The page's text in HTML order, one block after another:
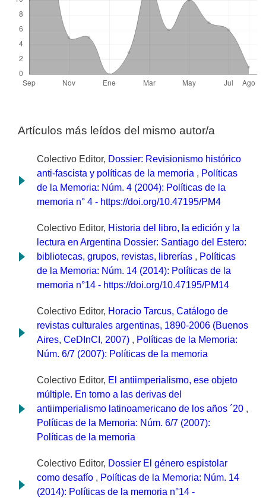
Artículos más leídos del mismo autor/a
Colectivo Editor, Dossier: Revisionismo histórico
anti-fascista y políticas de la memoria , Políticas
de la Memoria: Núm. 4 (2004): Políticas de la
memoria n° 4 - https://doi.org/10.47195/PM4
Colectivo Editor, Historia del libro, la edición y la
lectura en Argentina Dossier: Santiago del Estero:
bibliotecas, grupos, revistas, librerías , Políticas
de la Memoria: Núm. 14 (2014): Políticas de la
memoria n°14 - https://doi.org/10.47195/PM14
Colectivo Editor, Horacio Tarcus, Catálogo de
revistas culturales argentinas, 1890-2006 (Buenos
Aires, CeDInCI, 2007) , Políticas de la Memoria:
Núm. 6/7 (2007): Políticas de la memoria
Colectivo Editor, El antiimperialismo, ese objeto
múltiple. En torno a las derivas del
antiimperialismo latinoamericano de los años ´20 ,
Políticas de la Memoria: Núm. 6/7 (2007):
Políticas de la memoria
Colectivo Editor, Dossier El género espistolar
como desafío , Políticas de la Memoria: Núm. 14
(2014): Políticas de la memoria n°14 -